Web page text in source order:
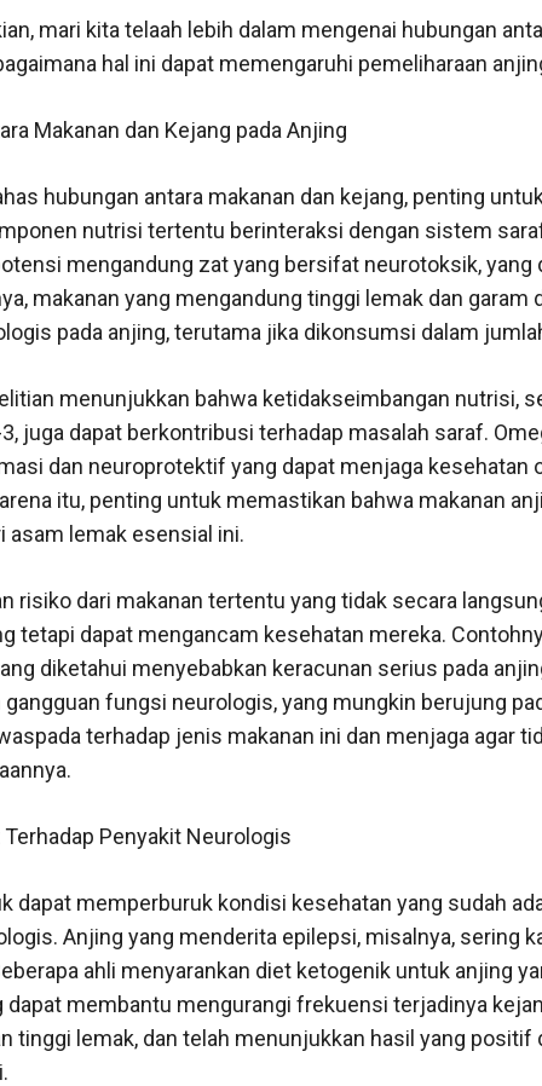
mari kita telaah lebih dalam mengenai hubungan
hal ini dapat memengaruhi pemeliharaan
Makanan dan Kejang pada Anjing
hubungan antara makanan dan kejang, penting
nutrisi tertentu berinteraksi dengan sistem
mengandung zat yang bersifat neurotoksik,
makanan yang mengandung tinggi lemak dan
pada anjing, terutama jika dikonsumsi dalam
menunjukkan bahwa ketidakseimbangan nutrisi,
juga dapat berkontribusi terhadap masalah saraf.
dan neuroprotektif yang dapat menjaga kesehatan
itu, penting untuk memastikan bahwa makanan
asam lemak esensial ini.
risiko dari makanan tertentu yang tidak secara
tetapi dapat mengancam kesehatan mereka.
diketahui menyebabkan keracunan serius pada
fungsi neurologis, yang mungkin berujung
terhadap jenis makanan ini dan menjaga agar
Penyakit Neurologis
dapat memperburuk kondisi kesehatan yang sudah
Anjing yang menderita epilepsi, misalnya, sering
ahli menyarankan diet ketogenik untuk anjing
dapat membantu mengurangi frekuensi terjadinya
tinggi lemak, dan telah menunjukkan hasil yang positif